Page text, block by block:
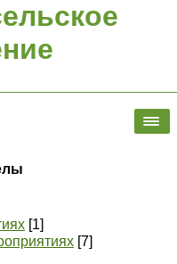
[1]
[7]